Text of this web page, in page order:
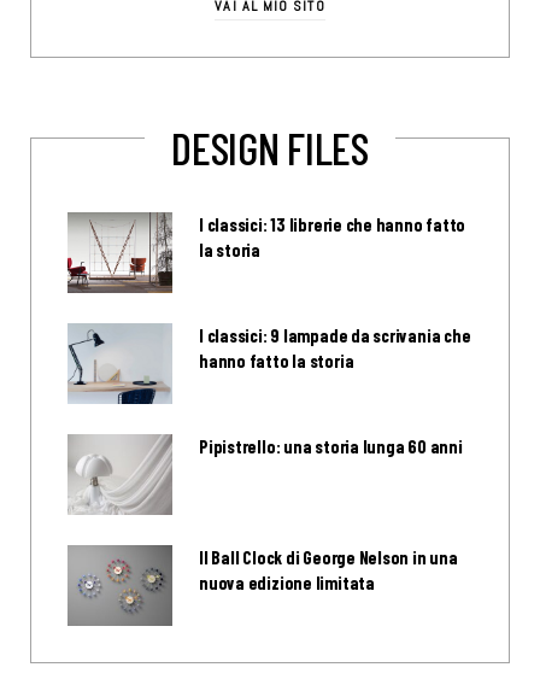
VAI AL MIO SITO
DESIGN FILES
I classici: 13 librerie che hanno fatto
la storia
I classici: 9 lampade da scrivania che
hanno fatto la storia
Pipistrello: una storia lunga 60 anni
Il Ball Clock di George Nelson in una
nuova edizione limitata